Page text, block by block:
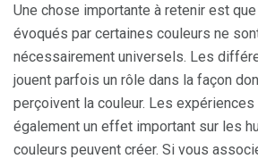
Une chose importante à retenir est
évoqués par certaines couleurs ne
nécessairement universels. Les
jouent parfois un rôle dans la façon
perçoivent la couleur. Les
également un effet important sur les
couleurs peuvent créer. Si vous